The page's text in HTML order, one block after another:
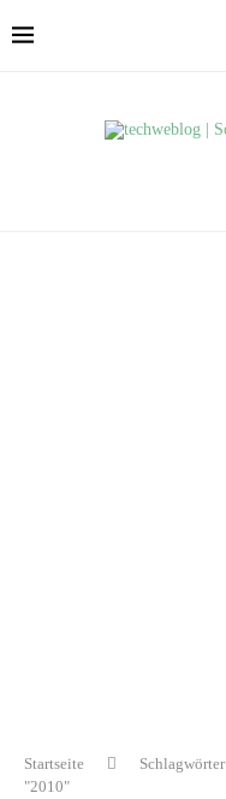
Startseite Schlagwörter
"2010"